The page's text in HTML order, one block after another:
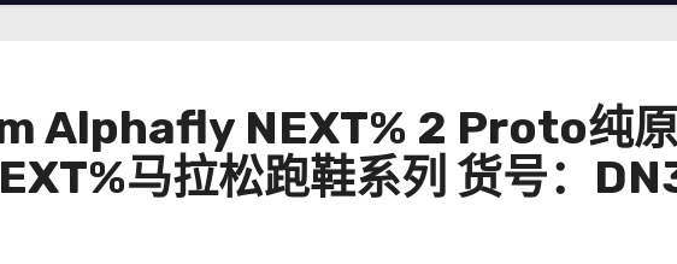
Alphafly NEXT% 2 Proto纯
马拉松跑鞋系列 货号：